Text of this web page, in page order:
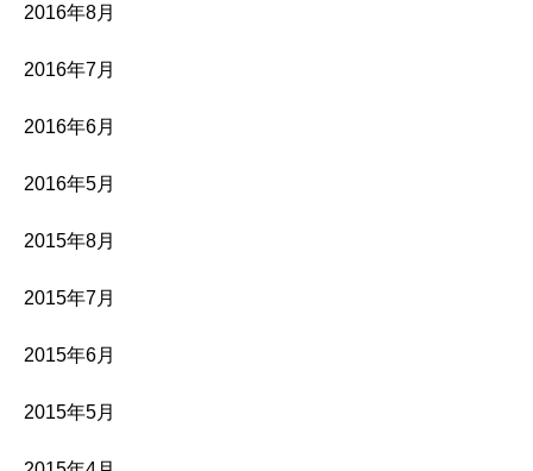
2016年8月
2016年7月
2016年6月
2016年5月
2015年8月
2015年7月
2015年6月
2015年5月